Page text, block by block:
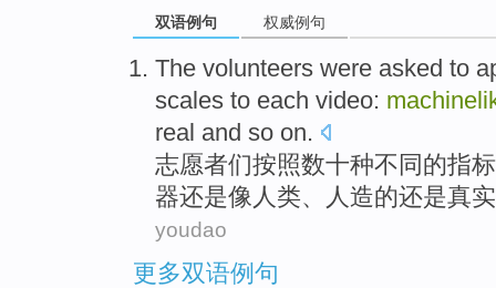
双语例句 权威例句
The volunteers were asked to
scales to each video:
real and so on.
志愿者们按照数十种不同 的指标
器还是像人类、
人造的还是真
youdao
更多双语例句